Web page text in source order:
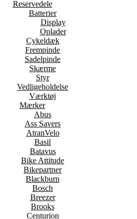
Reservedele
Batterier
Display
Oplader
Cykeldæk
Frempinde
Sadelpinde
Skærme
Styr
Vedligeholdelse
Værktøj
Mærker
Abus
Ass Savers
AtranVelo
Basil
Batavus
Bike Attitude
Bikepartner
Blackburn
Bosch
Breezer
Brooks
Centurion